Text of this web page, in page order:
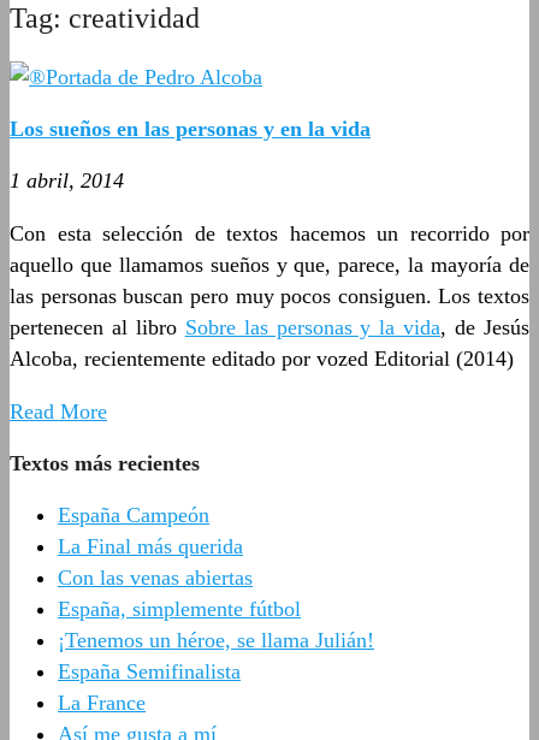
Tag: creatividad
Los sueños en las personas y en la vida
1 abril, 2014
Con esta selección de textos hacemos un recorrido por
aquello que llamamos sueños y que, parece, la mayoría de
las personas buscan pero muy pocos consiguen. Los textos
pertenecen al libro Sobre las personas y la vida, de Jesús
Alcoba, recientemente editado por vozed Editorial (2014)
Read More
Textos más recientes
España Campeón
La Final más querida
Con las venas abiertas
España, simplemente fútbol
¡Tenemos un héroe, se llama Julián!
España Semifinalista
La France
Así me gusta a mí